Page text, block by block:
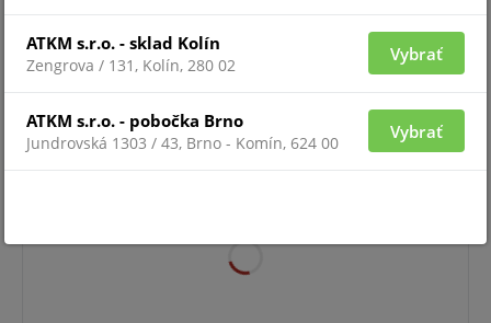
Pre zobrazenie informácií je nutné byť prihlásený
ATKM s.r.o. - sklad Kolín
Zengrova / 131, Kolín, 280 02
Vybrať
ATKM s.r.o. - pobočka Brno
Jundrovská 1303 / 43, Brno - Komín, 624 00
Vybrať